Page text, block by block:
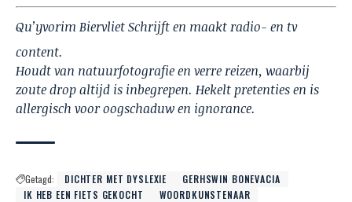
Qu’yvorim Biervliet Schrijft en maakt radio- en tv
content.
Houdt van natuurfotografie en verre reizen, waarbij
zoute drop altijd is inbegrepen. Hekelt pretenties en is
allergisch voor oogschaduw en ignorance.
Getagd: DICHTER MET DYSLEXIE
GERHSWIN BONEVACIA
IK HEB EEN FIETS GEKOCHT
WOORDKUNSTENAAR